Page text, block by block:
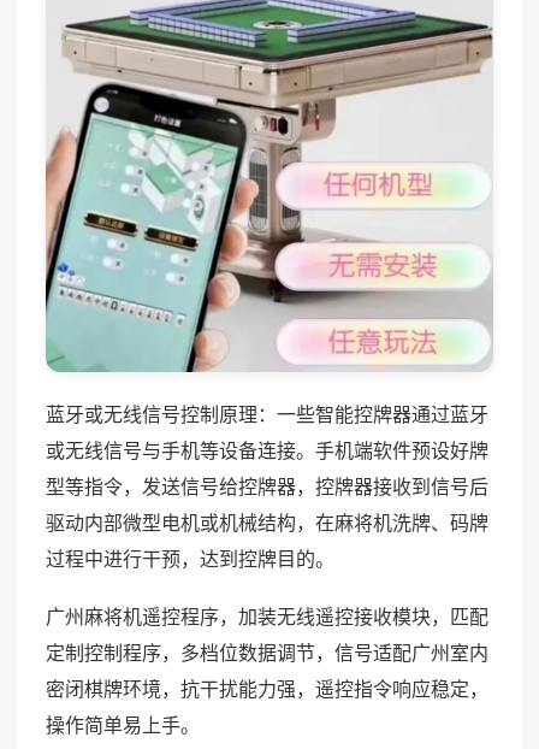
蓝牙或无线信号控制原理：一些智能控牌器通过蓝牙
或无线信号与手机等设备连接。手机端软件预设好牌
型等指令，发送信号给控牌器，控牌器接收到信号后
驱动内部微型电机或机械结构，在麻将机洗牌、码牌
过程中进行干预，达到控牌目的。
广州麻将机遥控程序，加装无线遥控接收模块，匹配
定制控制程序，多档位数据调节，信号适配广州室内
密闭棋牌环境，抗干扰能力强，遥控指令响应稳定，
操作简单易上手。